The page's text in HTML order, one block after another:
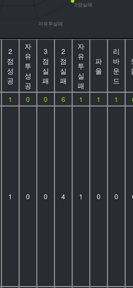
2
점
성
공
자
유
투
성
공
3
점
실
패
2
점
실
패
자
유
투
실
패
파
울
리
바
운
드
1 0 0 6 1 1 1
1 0 0 4 1 0 0